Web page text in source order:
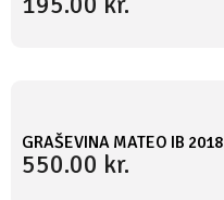
GRAŠEVINA MATEO IB 2018
550.00 kr.